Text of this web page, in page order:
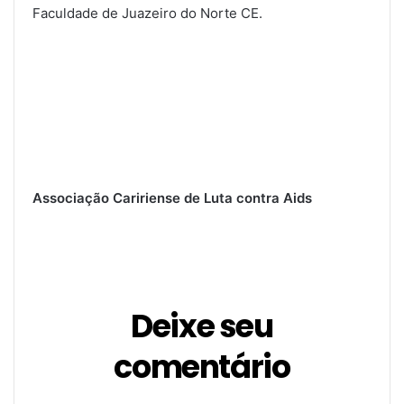
Faculdade de Juazeiro do Norte CE.
Associação Caririense de Luta contra Aids
Deixe seu
comentário